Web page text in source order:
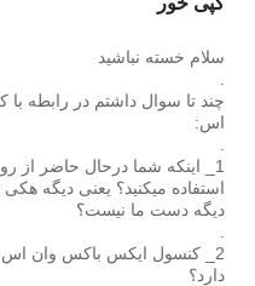
سلام خسته نباشید
چند تا سوال داشتم در رابطه
اس:
1_ اینکه شما درحال حاضر
استفاده میکنید؟ یعنی دیگه
دیگه دست ما نیست؟
2_ کنسول ایکس باکس وان اس
دارد؟